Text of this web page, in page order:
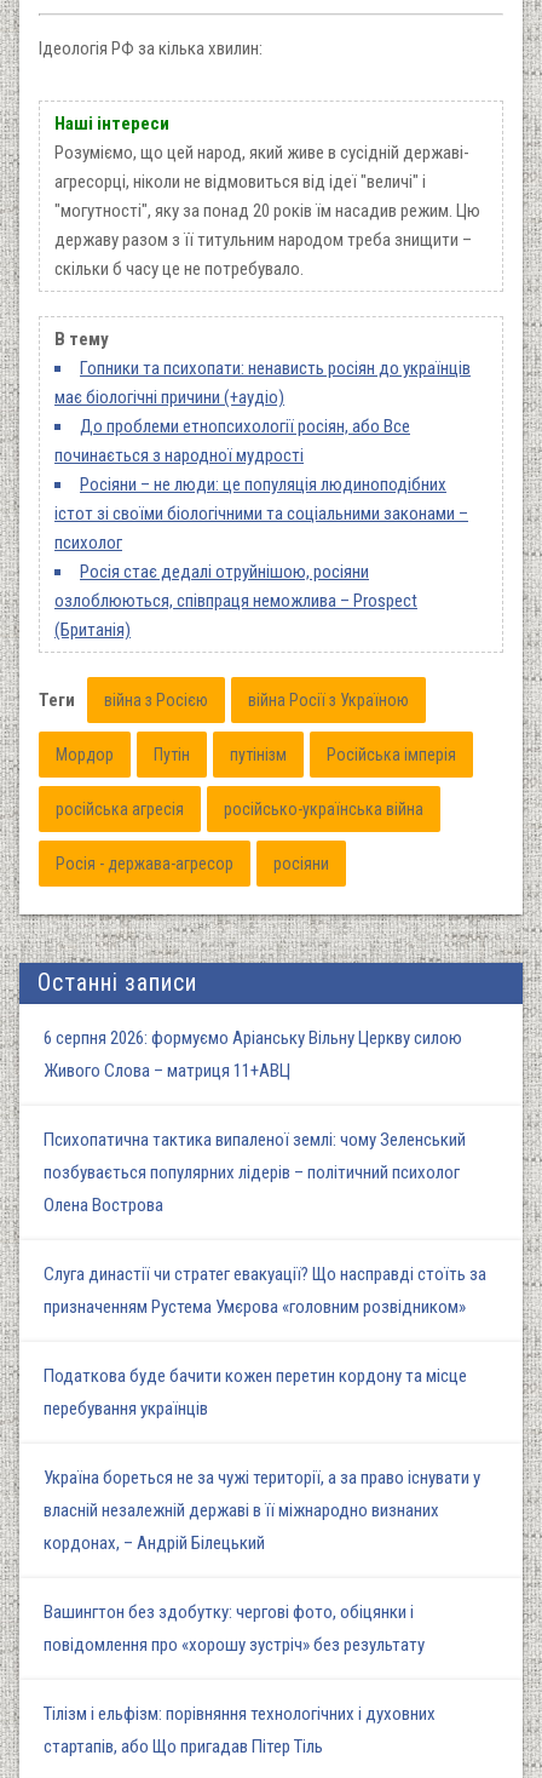
Ідеологія РФ за кілька хвилин:
Наші інтереси
Розуміємо, що цей народ, який живе в сусідній державі-
агресорці, ніколи не відмовиться від ідеї "величі" і
"могутності", яку за понад 20 років їм насадив режим. Цю
державу разом з її титульним народом треба знищити –
скільки б часу це не потребувало.
В тему
Гопники та психопати: ненависть росіян до українців
має біологічні причини (+аудіо)
До проблеми етнопсихології росіян, або Все
починається з народної мудрості
Росіяни – не люди: це популяція людиноподібних
істот зі своїми біологічними та соціальними законами –
психолог
Росія стає дедалі отруйнішою, росіяни
озлоблюються, співпраця неможлива – Prospect
(Британія)
Теги війна з Росією війна Росії з Україною
Мордор Путін путінізм Російська імперія
російська агресія російсько-українська війна
Росія - держава-агресор росіяни
Останні записи
6 серпня 2026: формуємо Аріанську Вільну Церкву силою
Живого Слова – матриця 11+АВЦ
Психопатична тактика випаленої землі: чому Зеленський
позбувається популярних лідерів – політичний психолог
Олена Вострова
Слуга династії чи стратег евакуації? Що насправді стоїть за
призначенням Рустема Умєрова «головним розвідником»
Податкова буде бачити кожен перетин кордону та місце
перебування українців
Україна бореться не за чужі території, а за право існувати у
власній незалежній державі в її міжнародно визнаних
кордонах, – Андрій Білецький
Вашингтон без здобутку: чергові фото, обіцянки і
повідомлення про «хорошу зустріч» без результату
Тілізм і ельфізм: порівняння технологічних і духовних
стартапів, або Що пригадав Пітер Тіль